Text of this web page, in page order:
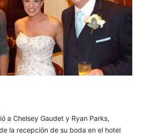
a Chelsey Gaudet y Ryan Parks,
la recepción de su boda en el hotel